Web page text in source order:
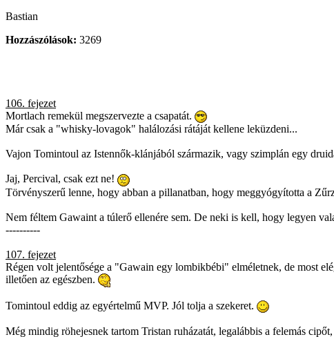
Bastian
Hozzászólások: 3269
106. fejezet
Mortlach remekül megszervezte a csapatát.
Már csak a "whisky-lovagok" halálozási rátáját kellene leküzdeni...
Vajon Tomintoul az Istennők-klánjából származik, vagy szimplán egy
Jaj, Percival, csak ezt ne!
Törvényszerű lenne, hogy abban a pillanatban, hogy meggyógyította a
Nem féltem Gawaint a túlerő ellenére sem. De neki is kell, hogy legyen
----------
107. fejezet
Régen volt jelentősége a "Gawain egy lombikbébi" elméletnek, de most
illetően az egészben.
Tomintoul eddig az egyértelmű MVP. Jól tolja a szekeret.
Még mindig röhejesnek tartom Tristan ruházatát, legalábbis a felemás